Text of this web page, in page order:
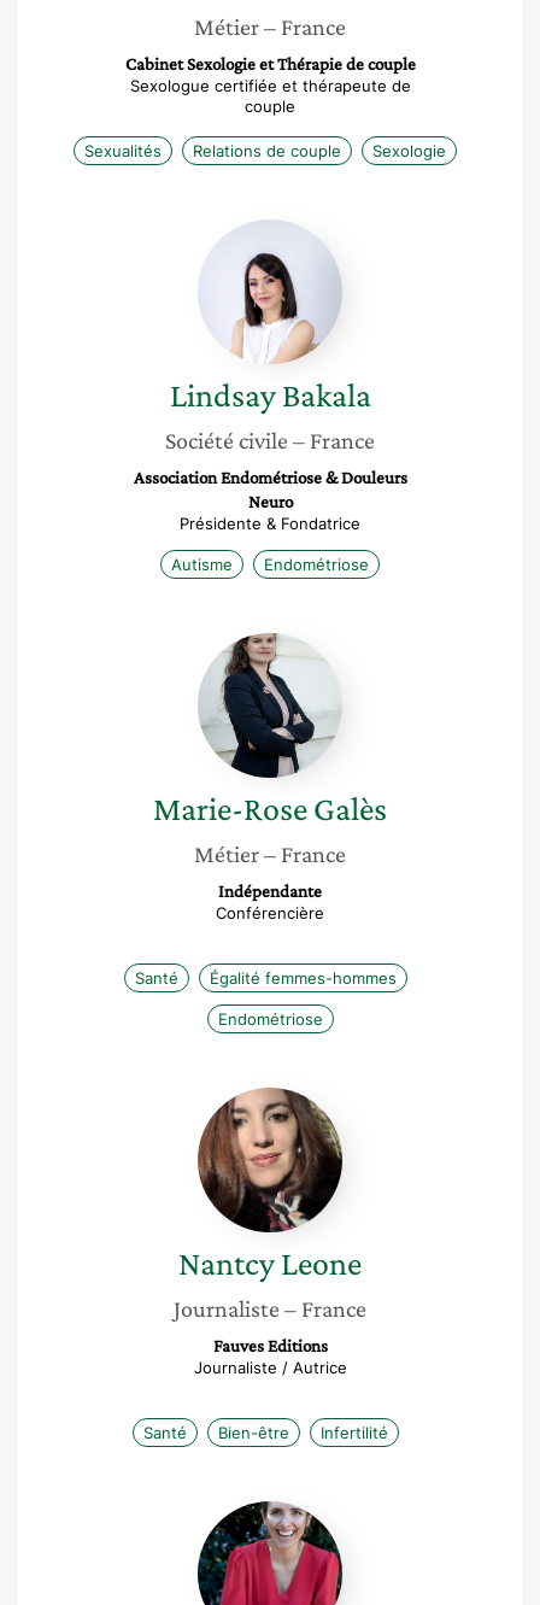
Métier– France
Cabinet Sexologie et Thérapie de couple
Sexologue certifiée et thérapeute de
couple
Sexualités Relations de couple Sexologie
Lindsay
Bakala
Lindsay Bakala
Société civile – France
Association Endométriose & Douleurs
Neuro
Présidente & Fondatrice
Autisme Endométriose
Marie-
Rose
Galès
Marie-RoseGalès
Métier– France
Indépendante
Conférencière
Santé Égalité femmes-hommes
Endométriose
Nantcy
Leone
NantcyLeone
Journaliste – France
Fauves Editions
Journaliste / Autrice
Santé Bien-être Infertilité
Bertille
Flory